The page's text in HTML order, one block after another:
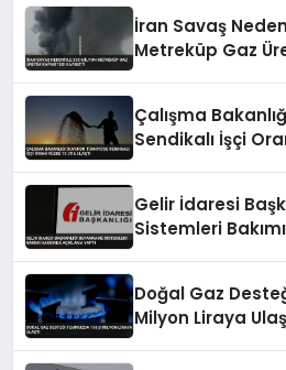
İran Savaş
Metreküp Gaz
Çalışma
Sendikalı İşçi
Gelir İdaresi
Sistemleri
Doğal Gaz
Milyon Liraya